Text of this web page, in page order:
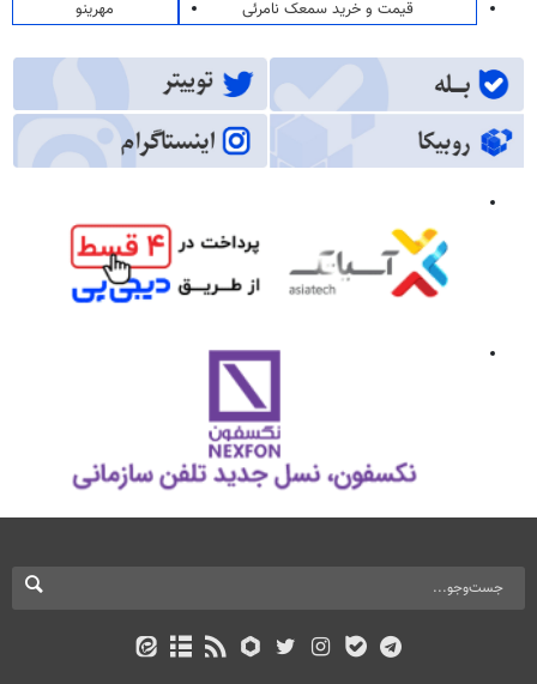
قیمت و خرید سمعک نامرئی
مهرینو